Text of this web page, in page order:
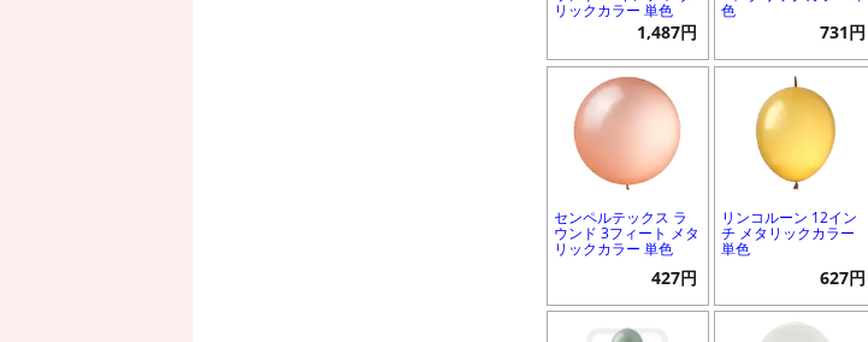
リックカラー 単色
1,487円
色
731円
センペルテックス ラ
ウンド 3フィート メタ
リックカラー 単色
427円
リンコルーン 12イン
チ メタリックカラー
単色
627円